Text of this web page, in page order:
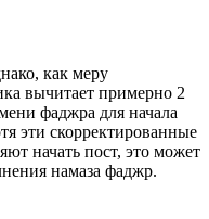
как меру
вычитает примерно 2
фаджра для начала
эти скорректированные
начать пост, это может
намаза фаджр.